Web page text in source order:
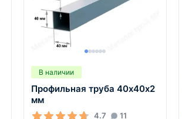
В наличии
Профильная труба 40х40х2
мм
4.7 11